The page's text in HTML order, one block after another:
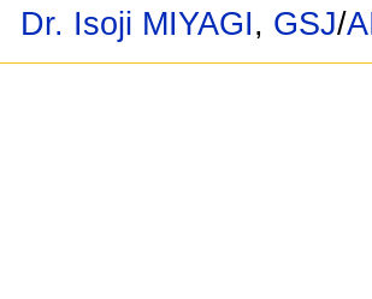
Dr. Isoji MIYAGI, GSJ/